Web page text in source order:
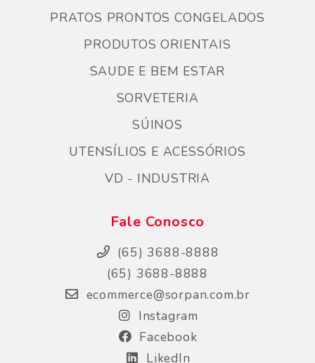
PRATOS PRONTOS CONGELADOS
PRODUTOS ORIENTAIS
SAUDE E BEM ESTAR
SORVETERIA
SÚINOS
UTENSÍLIOS E ACESSÓRIOS
VD - INDUSTRIA
Fale Conosco
(65) 3688-8888
(65) 3688-8888
ecommerce@sorpan.com.br
Instagram
Facebook
LikedIn